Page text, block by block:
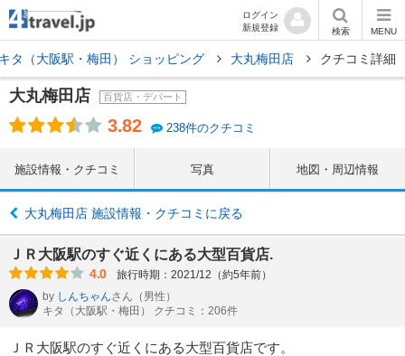
ログイン
新規登録
検索 MENU
タ（大阪駅・梅田） ショッピング 大丸梅田店 クチコミ詳細
大丸梅田店 百貨店・デパート
3.82 238件のクチコミ
施設情報・クチコミ 写真 地図・周辺情報
大丸梅田店 施設情報・クチコミに戻る
ＪＲ大阪駅のすぐ近くにある大型百貨店.
4.0
旅行時期：2021/12（約5年前）
by しんちゃんさん （男性）
キタ（大阪駅・梅田） クチコミ：206件
ＪＲ大阪駅のすぐ近くにある大型百貨店です。